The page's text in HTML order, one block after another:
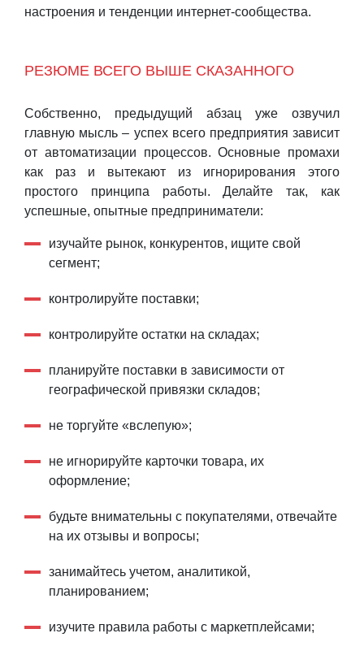
настроения и тенденции интернет-сообщества.
РЕЗЮМЕ ВСЕГО ВЫШЕ СКАЗАННОГО
Собственно, предыдущий абзац уже озвучил
главную мысль – успех всего предприятия зависит
от автоматизации процессов. Основные промахи
как раз и вытекают из игнорирования этого
простого принципа работы. Делайте так, как
успешные, опытные предприниматели:
изучайте рынок, конкурентов, ищите свой
сегмент;
контролируйте поставки;
контролируйте остатки на складах;
планируйте поставки в зависимости от
географической привязки складов;
не торгуйте «вслепую»;
не игнорируйте карточки товара, их
оформление;
будьте внимательны с покупателями, отвечайте
на их отзывы и вопросы;
занимайтесь учетом, аналитикой,
планированием;
изучите правила работы с маркетплейсами;